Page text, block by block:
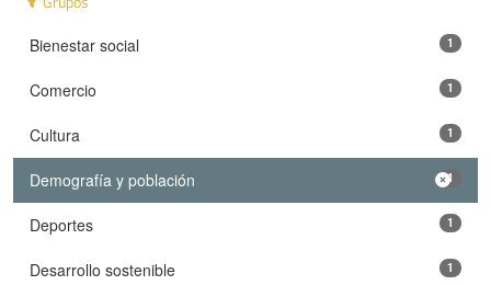
Bienestar social 1
Comercio 1
Cultura 1
Demografía y población 1
Deportes 1
Desarrollo sostenible 1